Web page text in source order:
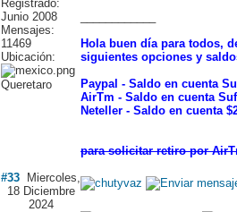
Registrado:
Junio 2008
Mensajes:
11469
Ubicación:
Queretaro
Hola buen día para todos,
siguientes opciones y
Paypal - Saldo en cuenta
AirTm - Saldo en cuenta
Neteller - Saldo en cuenta
para solicitar retiro por
#33 Miercoles,
18 Diciembre
2024